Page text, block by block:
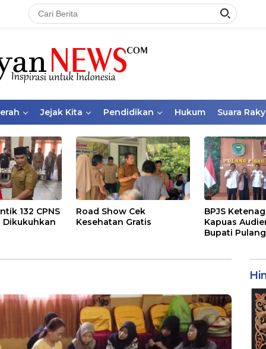
Jejak Kita Pendidikan Hukum Suara
132 CPNS
Dikukuhkan
Road Show Cek
Kesehatan Gratis
BPJS
Kapuas
Bupati